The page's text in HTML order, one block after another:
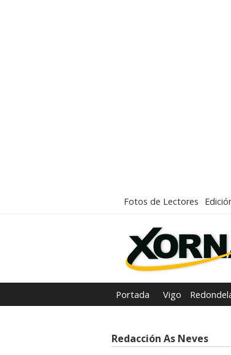
Fotos de Lectores
Portada Vigo
Redacción As Neves